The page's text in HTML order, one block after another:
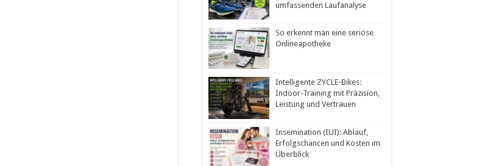
umfassenden Laufanalyse
So erkennt man eine seriöse
Onlineapotheke
Intelligente ZYCLE-Bikes:
Indoor-Training mit Präzision,
Leistung und Vertrauen
Insemination (IUI): Ablauf,
Erfolgschancen und Kosten im
Überblick